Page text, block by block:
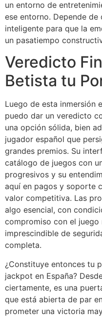
un entorno de
ese entorno. Depende
inteligente para que la
un pasatiempo
Veredicto
Betista tu
Luego de esta inmersión
puedo dar un veredicto
una opción sólida, bien
jugador español que
grandes premios. Su
catálogo de juegos con
progresivos y su
aquí en pagos y soporte
valor competitiva. Las
algo esencial, con
compromiso con el juego
imprescindible de
completa.
¿Constituye entonces tu
jackpot en España?
ciertamente, es una
que está abierta de par
prometer una victoria